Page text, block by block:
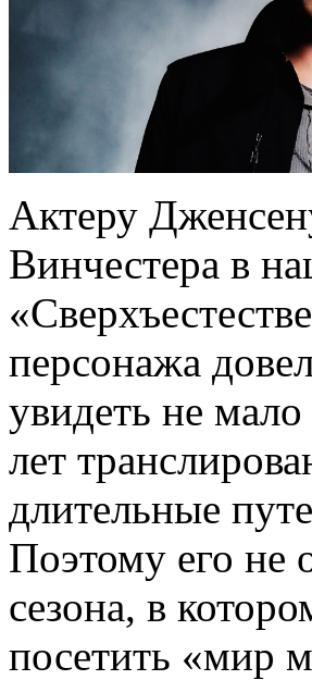
Актеру
Винчестера в
персонажа
увидеть не
лет
длительные
Поэтому его не
сезона, в
посетить «мир